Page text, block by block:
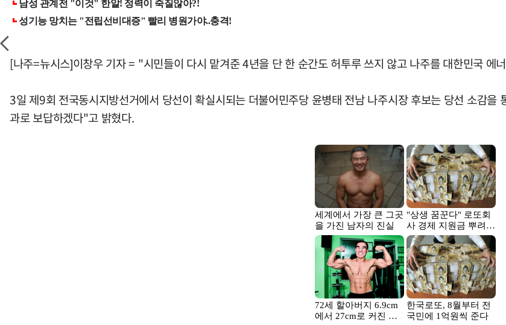
[나주=뉴시스]이창우 기자 = "시민들이 다시 맡겨준 4년을 단 한 순간도 허투루 쓰지 않고 나주를 대한민국 에
3일 제9회 전국동시지방선거에서 당선이 확실시되는 더불어민주당 윤병태 전남 나주시장 후보는 당선 소감
과로 보답하겠다"고 밝혔다.